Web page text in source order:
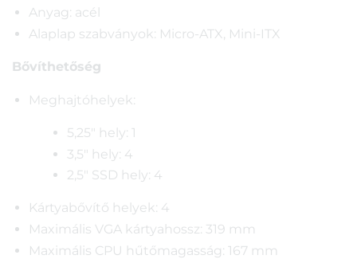
Anyag: acél
Alaplap szabványok: Micro-ATX, Mini-ITX
Bővíthetőség
Meghajtóhelyek:
5,25″ hely: 1
3,5″ hely: 4
2,5″ SSD hely: 4
Kártyabővítő helyek: 4
Maximális VGA kártyahossz: 319 mm
Maximális CPU hűtőmagasság: 167 mm